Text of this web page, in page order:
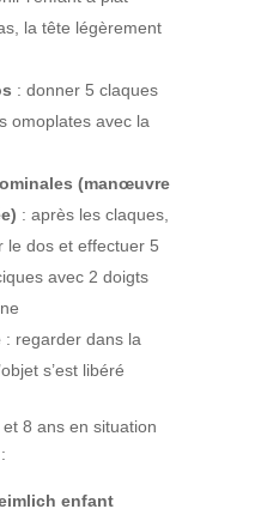
la tête légèrement
: donner 5 claques
omoplates avec la
(manœuvre
: après les claques,
le dos et effectuer 5
avec 2 doigts
: regarder dans la
s’est libéré
8 ans en situation
enfant